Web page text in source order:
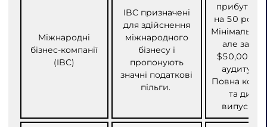
Міжнародні
бізнес-компанії
(IBC)
IBC призначені
для здійснення
міжнародного
бізнесу і
пропонують
значні податкові
пільги.
прибутку,
на 50 років
але
$50,000.
аудиту та
Повна
та
випуску